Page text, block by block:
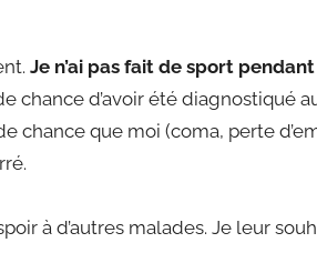
Je n’ai pas fait de sport
chance d’avoir été diagnostiqué
chance que moi (coma, perte
à d’autres malades. Je leur